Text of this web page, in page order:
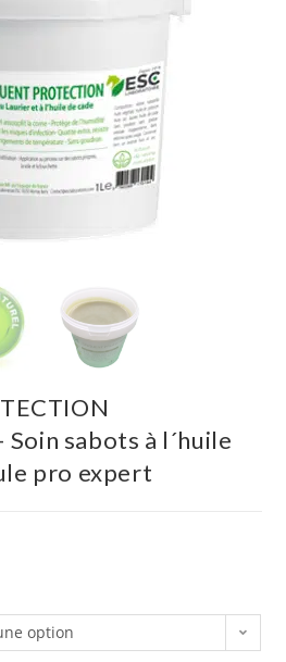
Soin sabots à l´huile
pro expert
option